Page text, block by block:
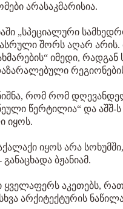
არასაკმარისია.
„სპეციალური
შორს აღარ
იმედი,
რომ რომ
წერტილია“ და აშშ-
იყოს.
იყოს არა
ბჟანიამ.
ყველაფერს აკეთებს,
არქიტექტურის